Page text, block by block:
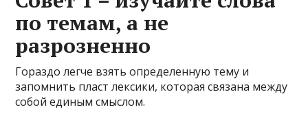
по темам, а не
разрозненно
Гораздо легче взять определенную тему и
запомнить пласт лексики, которая связана между
собой единым смыслом.